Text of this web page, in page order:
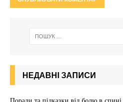
НЕДАВНІ ЗАПИСИ